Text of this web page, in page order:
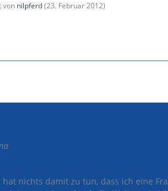
von nilpferd(23. Februar 2012)
hat nichts damit zu tun, dass ich eine